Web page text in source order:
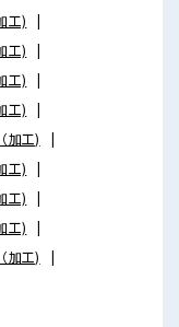
工)
工)
工)
工)
加工)
工)
工)
工)
加工)